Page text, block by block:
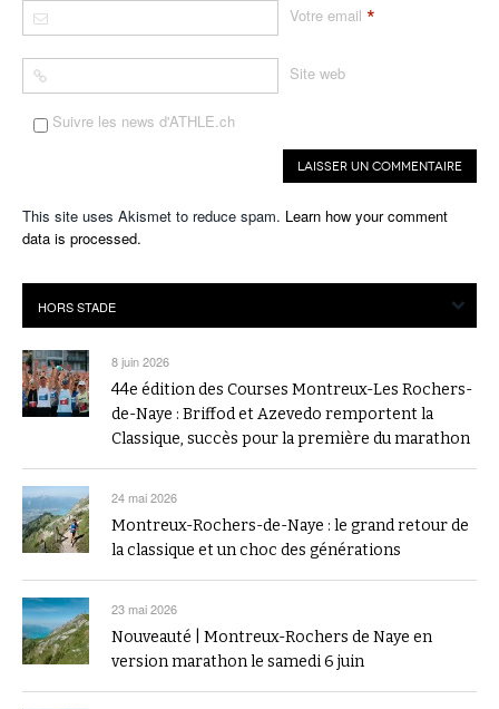
Votre email *
Site web
Suivre les news d'ATHLE.ch
This site uses Akismet to reduce spam. Learn how your comment
data is processed.
8 juin 2026
44e édition des Courses Montreux-Les Rochers-
de-Naye : Briffod et Azevedo remportent la
Classique, succès pour la première du marathon
24 mai 2026
Montreux-Rochers-de-Naye : le grand retour de
la classique et un choc des générations
23 mai 2026
Nouveauté | Montreux-Rochers de Naye en
version marathon le samedi 6 juin